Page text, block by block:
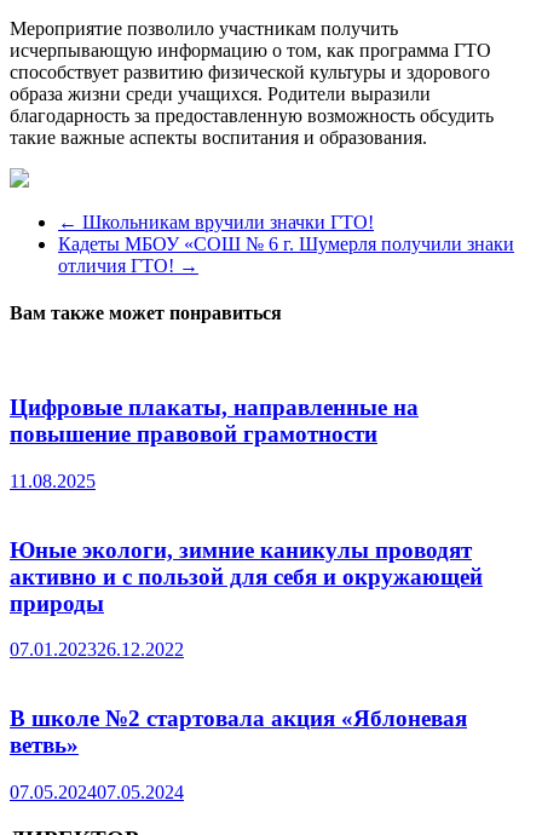
Мероприятие позволило участникам получить
исчерпывающую информацию о том, как программа ГТО
способствует развитию физической культуры и здорового
образа жизни среди учащихся. Родители выразили
благодарность за предоставленную возможность обсудить
такие важные аспекты воспитания и образования.
← Школьникам вручили значки ГТО!
Кадеты МБОУ «СОШ № 6 г. Шумерля получили знаки
отличия ГТО! →
Вам также может понравиться
Цифровые плакаты, направленные на
повышение правовой грамотности
11.08.2025
Юные экологи, зимние каникулы проводят
активно и с пользой для себя и окружающей
природы
07.01.202326.12.2022
В школе №2 стартовала акция «Яблоневая
ветвь»
07.05.202407.05.2024